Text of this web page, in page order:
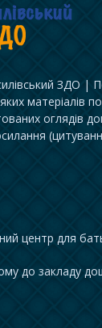
ЗДО |
матеріалів
оглядів
центр для
до закладу